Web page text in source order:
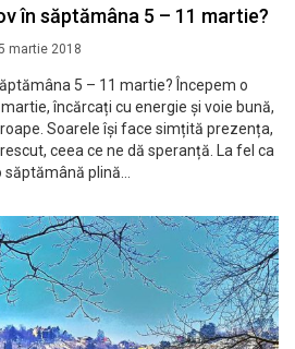
în săptămâna 5 – 11 martie?
martie 2018
5 – 11 martie? Începem o
încărcați cu energie și voie bună,
Soarele își face simțită prezența,
ceea ce ne dă speranță. La fel ca
plină…